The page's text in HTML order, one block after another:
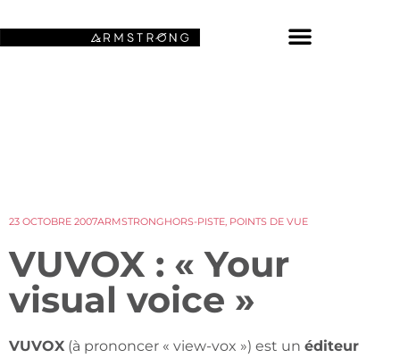
23 OCTOBRE 2007ARMSTRONGHORS-PISTE, POINTS DE VUE
VUVOX : « Your
visual voice »
VUVOX (à prononcer « view-vox ») est un éditeur